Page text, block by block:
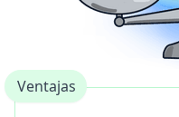
Ventajas